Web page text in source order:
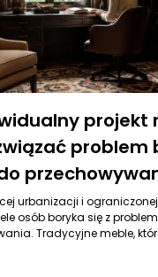
projekt
problem
urbanizacji i
osób boryka się z
Tradycyjne meble,